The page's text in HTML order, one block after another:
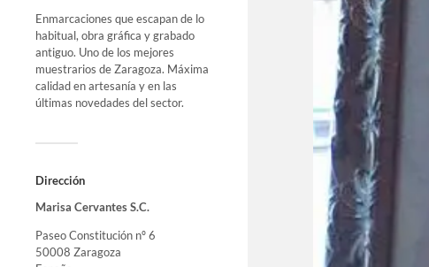
Enmarcaciones que escapan de lo
habitual, obra gráfica y grabado
antiguo. Uno de los mejores
muestrarios de Zaragoza. Máxima
calidad en artesanía y en las
últimas novedades del sector.
Dirección
Marisa Cervantes S.C.
Paseo Constitución nº 6
50008 Zaragoza